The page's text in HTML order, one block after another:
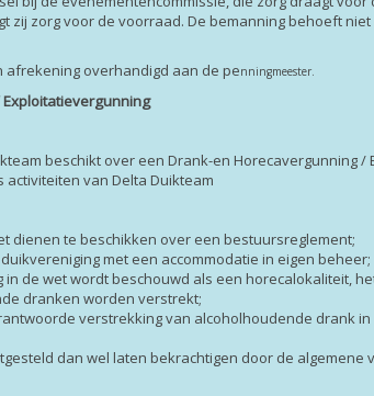
zij zorg voor de voorraad. De bemanning behoeft
afrekening overhandigd aan de penningmeester.
beschikt over een Drank-en Horecavergunning /
van Delta Duikteam
dienen te beschikken over een bestuursreglement;
met een accommodatie in eigen beheer;
de wet wordt beschouwd als een horecalokaliteit,
dranken worden verstrekt;
verstrekking van alcoholhoudende drank in
dan wel laten bekrachtigen door de algemene